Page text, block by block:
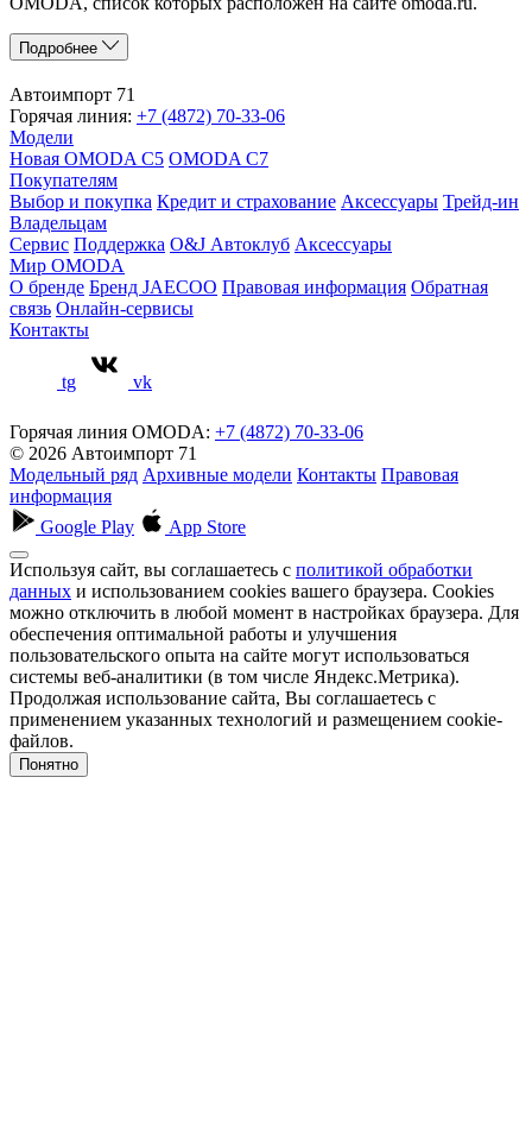
Подробнее
Автоимпорт 71
Горячая линия: +7 (4872) 70-33-06
Модели
Новая OMODA C5 OMODA C7
Покупателям
Выбор и покупка Кредит и страхование Аксессуары Трейд-ин
Владельцам
Сервис Поддержка O&J Автоклуб Аксессуары
Мир OMODA
О бренде Бренд JAECOO Правовая информация Обратная
связь Онлайн-сервисы
Контакты
tg vk
Горячая линия OMODA: +7 (4872) 70-33-06
© 2026 Автоимпорт 71
Модельный ряд Архивные модели Контакты Правовая
информация
Google Play
App Store
Используя сайт, вы соглашаетесь с политикой обработки
данных и использованием cookies вашего браузера. Cookies
можно отключить в любой момент в настройках браузера. Для
обеспечения оптимальной работы и улучшения
пользовательского опыта на сайте могут использоваться
системы веб-аналитики (в том числе Яндекс.Метрика).
Продолжая использование сайта, Вы соглашаетесь с
применением указанных технологий и размещением cookie-
файлов.
Понятно